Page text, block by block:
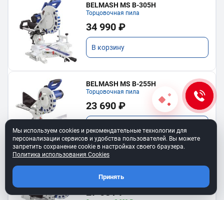
BELMASH MS B-305H
Торцовочная пила
34 990 ₽
В корзину
BELMASH MS B-255H
Торцовочная пила
23 690 ₽
RD153A
27 081 ₽ 30 090 ₽
Мы используем cookies и рекомендательные технологии для
персонализации сервисов и удобства пользователей. Вы можете
запретить сохранение cookie в настройках своего браузера.
Политика использования Cookies
Принять